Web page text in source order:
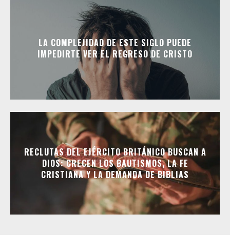
LA COMPLEJIDAD DE ESTE SIGLO PUEDE
IMPEDIRTE VER EL REGRESO DE CRISTO
RECLUTAS DEL EJÉRCITO BRITÁNICO BUSCAN A
DIOS: CRECEN LOS BAUTISMOS, LA FE
CRISTIANA Y LA DEMANDA DE BIBLIAS